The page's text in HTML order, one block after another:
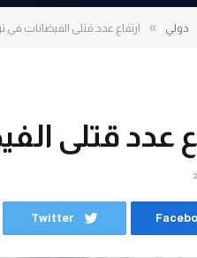
دولي » ارتفاع عدد قتلى الفيضانات في
عدد قتلى
Twitter